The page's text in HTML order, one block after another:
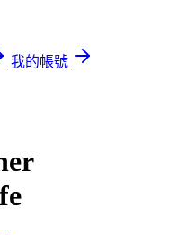
我的帳號